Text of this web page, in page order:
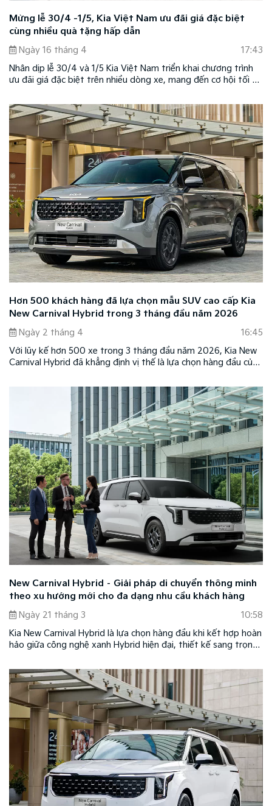
Mừng lễ 30/4 -1/5, Kia Việt Nam ưu đãi giá đặc biệt
cùng nhiều quà tặng hấp dẫn
Ngày 16 tháng 4
17:43
Nhân dịp lễ 30/4 và 1/5 Kia Việt Nam triển khai chương trình
ưu đãi giá đặc biệt trên nhiều dòng xe, mang đến cơ hội tối ưu
Hơn 500 khách hàng đã lựa chọn mẫu SUV cao cấp Kia
New Carnival Hybrid trong 3 tháng đầu năm 2026
Ngày 2 tháng 4
16:45
Với lũy kế hơn 500 xe trong 3 tháng đầu năm 2026, Kia New
Carnival Hybrid đã khẳng định vị thế là lựa chọn hàng đầu của
niềm tin của số đông khách hàng.
New Carnival Hybrid – Giải pháp di chuyển thông minh
theo xu hướng mới cho đa dạng nhu cầu khách hàng
Ngày 21 tháng 3
10:58
Kia New Carnival Hybrid là lựa chọn hàng đầu khi kết hợp hoàn
hảo giữa công nghệ xanh Hybrid hiện đại, thiết kế sang trọng,
đồng, là lựa chọn hợp lý cho khách hàng gia đình đa thế hệ,
doanh nghiệp và khách hàng kinh doanh dịch vụ vận chuyển
cao cấp.